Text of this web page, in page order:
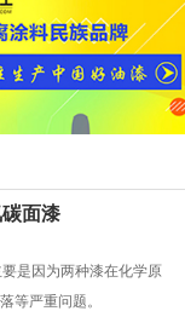
面漆
是因为两种漆在化学原
等严重问题。